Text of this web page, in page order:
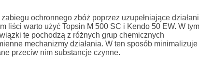
ochronnego zbóż poprzez uzupełniające
liści warto użyć Topsin M 500 SC i Kendo 50 EW. W tym
te pochodzą z różnych grup chemicznych
mechanizmy działania. W ten sposób minimalizuje
przeciw nim substancje czynne.